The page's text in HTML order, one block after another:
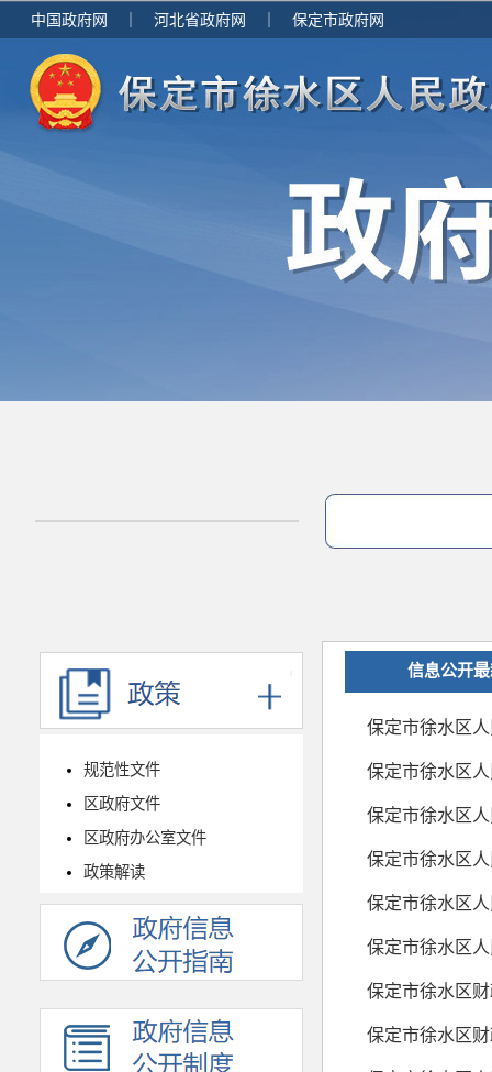
中国政府网 河北省政府网 保定市政府网
规范性文件
区政府文件
区政府办公室文件
政策解读
信息公开
保定市徐水区
保定市徐水区